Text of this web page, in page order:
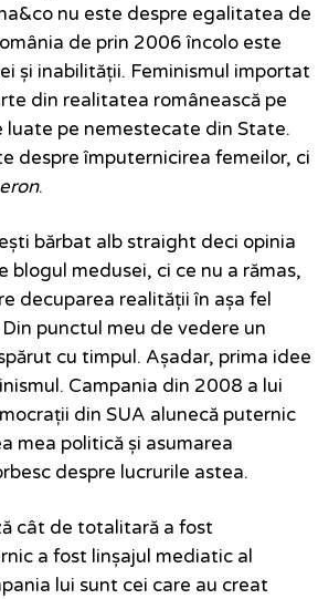
nu este despre egalitatea de
de prin 2006 încolo este
și inabilității. Feminismul importat
din realitatea românească pe
pe nemestecate din State.
despre împuternicirea femeilor, ci
.
bărbat alb straight deci opinia
blogul medusei, ci ce nu a rămas,
decuparea realității în așa fel
punctul meu de vedere un
cu timpul. Așadar, prima idee
Campania din 2008 a lui
din SUA alunecă puternic
mea politică și asumarea
despre lucrurile astea.
cât de totalitară a fost
a fost linșajul mediatic al
lui sunt cei care au creat